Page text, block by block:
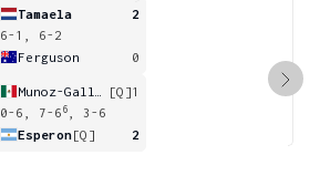
Tamaela
2
6-1, 6-2
Ferguson
0
[Q]1
0-6, 7-6 6
, 3-6
Esperon[Q] 2